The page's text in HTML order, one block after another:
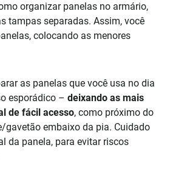
organizar panelas no armário,
tampas separadas. Assim, você
colocando as menores
as panelas que você usa no dia
esporádico – deixando as mais
de fácil acesso, como próximo do
gavetão embaixo da pia. Cuidado
da panela, para evitar riscos